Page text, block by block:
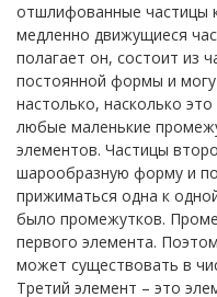
отшлифованные частицы
медленно движущиеся
полагает он, состоит из
постоянной формы и
настолько, насколько
любые маленькие
элементов. Частицы
шарообразную форму и
прижиматься одна к
было промежутков.
первого элемента.
может существовать в
Третий элемент – это